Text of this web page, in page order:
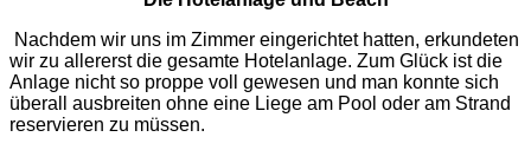
Nachdem wir uns im Zimmer eingerichtet hatten, erkundeten
wir zu allererst die gesamte Hotelanlage. Zum Glück ist die
Anlage nicht so proppe voll gewesen und man konnte sich
überall ausbreiten ohne eine Liege am Pool oder am Strand
reservieren zu müssen.